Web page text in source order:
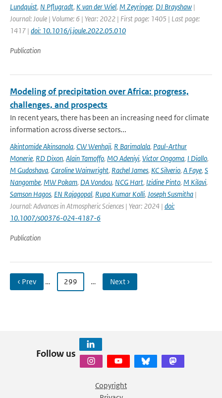
Lundquist, N Pflugradt, K van der Wiel, M Zeyringer, DJ Brayshaw |
Journal: Joule | Volume: 6 | Year: 2022 | First page: 1405 | Last page:
1417 | doi: 10.1016/j.joule.2022.05.010
Publication
Modeling of precipitation over Africa: progress,
challenges, and prospects
In recent years, there has been an increasing need for climate
information across diverse sectors...
Akintomide Akinsanola, CW Wenhaji, R Barimalala, Paul-Arthur
Monerie, RD Dixon, Alain Tamoffo, MO Adeniyi, Victor Ongoma, I Diallo,
M Gudoshava, Caroline Wainwright, Rachel James, KC Silverio, A Faye, S
Nangombe, MW Pokam, DA Vondou, NCG Hart, Izidine Pinto, M Kilavi,
Samson Hagos, EN Rajagopal, Rupa Kumar Kolli, Joseph Susmitha |
Journal: Advances in Atmospheric Sciences | Year: 2024 | doi:
10.1007/s00376-024-4187-6
Publication
‹ Prev … 299 … Next ›
Follow us
Copyright